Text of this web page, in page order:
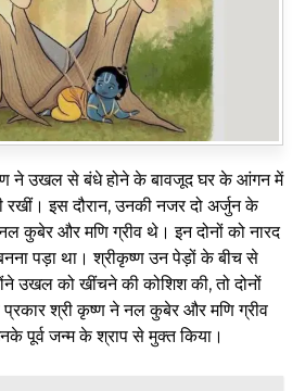
ने उखल से बंधे होने के बावजूद घर के आंगन में
रखीं। इस दौरान, उनकी नजर दो अर्जुन के
कुबेर और मणि ग्रीव थे। इन दोनों को नारद
पड़ा था। श्रीकृष्ण उन पेड़ों के बीच से
उखल को खींचने की कोशिश की, तो दोनों
श्री कृष्ण ने नल कुबेर और मणि ग्रीव
पूर्व जन्म के श्राप से मुक्त किया।